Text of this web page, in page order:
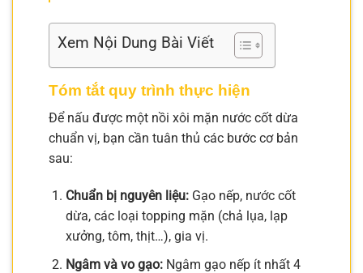
Xem Nội Dung Bài Viết
Tóm tắt quy trình thực hiện
Để nấu được một nồi xôi mặn nước cốt dừa
chuẩn vị, bạn cần tuân thủ các bước cơ bản
sau:
Chuẩn bị nguyên liệu:Gạo nếp, nước cốt
dừa, các loại topping mặn (chả lụa, lạp
xưởng, tôm, thịt…), gia vị.
Ngâm và vo gạo:Ngâm gạo nếp ít nhất 4